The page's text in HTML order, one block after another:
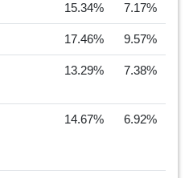
15.34% 7.17%
17.46% 9.57%
13.29% 7.38%
14.67% 6.92%